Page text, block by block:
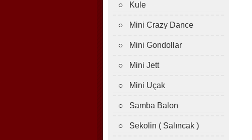
○ Kule
○ Mini Crazy Dance
○ Mini Gondollar
○ Mini Jett
○ Mini Uçak
○ Samba Balon
○ Sekolin ( Salıncak )